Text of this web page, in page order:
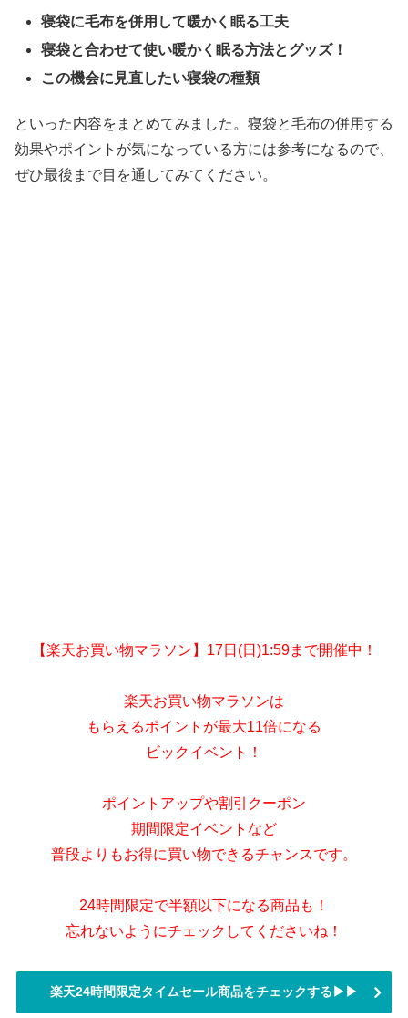
寝袋に毛布を併用して暖かく眠る工夫
寝袋と合わせて使い暖かく眠る方法とグッズ！
この機会に見直したい寝袋の種類
といった内容をまとめてみました。寝袋と毛布の併用する
効果やポイントが気になっている方には参考になるので、
ぜひ最後まで目を通してみてください。
【楽天お買い物マラソン】17日(日)1:59まで開催中！
楽天お買い物マラソンは
もらえるポイントが最大11倍になる
ビックイベント！
ポイントアップや割引クーポン
期間限定イベントなど
普段よりもお得に買い物できるチャンスです。
24時間限定で半額以下になる商品も！
忘れないようにチェックしてくださいね！
楽天24時間限定タイムセール商品をチェックする▶▶